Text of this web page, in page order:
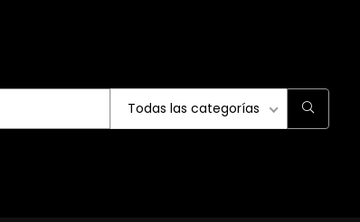
Todas las categorías